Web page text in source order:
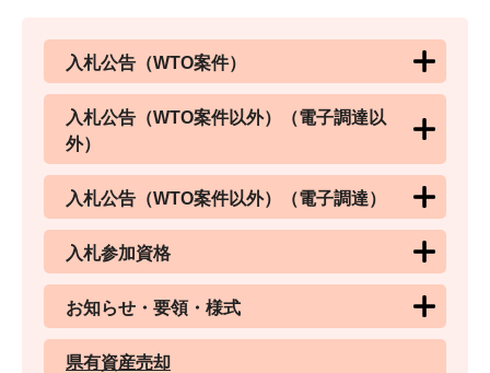
入札公告（WTO案件）
入札公告（WTO案件以外）（電子調達以
外）
入札公告（WTO案件以外）（電子調達）
入札参加資格
お知らせ・要領・様式
県有資産売却